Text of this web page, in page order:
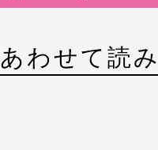
あわせて読